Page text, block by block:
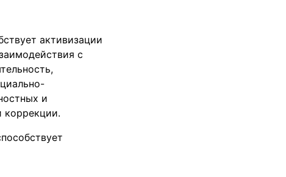
активизации
с
и
коррекции.